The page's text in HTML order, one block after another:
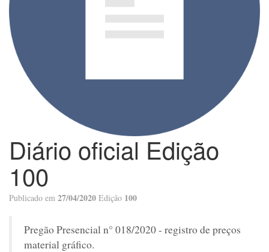
Diário oficial Edição
100
Publicado em 27/04/2020 Edição 100
Pregão Presencial n° 018/2020 - registro de preços
material gráfico.